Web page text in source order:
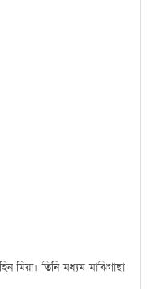
মিয়া। তিনি মধ্যম মাঝিগাছা